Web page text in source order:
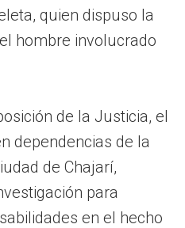
quien dispuso la
hombre involucrado
de la Justicia, el
dependencias de la
de Chajarí,
para
en el hecho